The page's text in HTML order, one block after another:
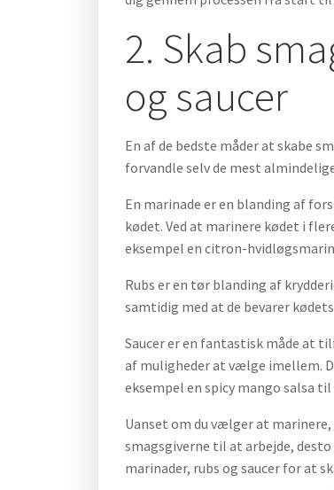
2. Skab
og saucer
En af de bedste måder at skabe
forvandle selv de mest
En marinade er en blanding af
kødet. Ved at marinere kødet i
eksempel en citron-
Rubs er en tør blanding af
samtidig med at de bevarer
Saucer er en fantastisk måde at
af muligheder at vælge imellem.
eksempel en spicy mango salsa
Uanset om du vælger at
smagsgiverne til at arbejde,
marinader, rubs og saucer for at